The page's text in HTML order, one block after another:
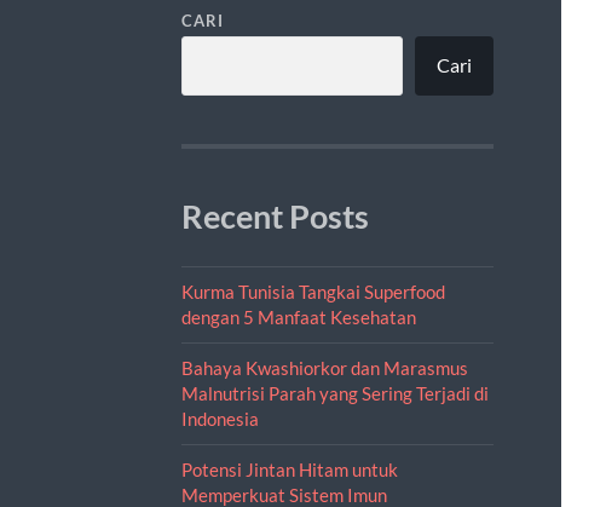
CARI
Cari
Recent Posts
Kurma Tunisia Tangkai Superfood
dengan 5 Manfaat Kesehatan
Bahaya Kwashiorkor dan Marasmus
Malnutrisi Parah yang Sering Terjadi di
Indonesia
Potensi Jintan Hitam untuk
Memperkuat Sistem Imun